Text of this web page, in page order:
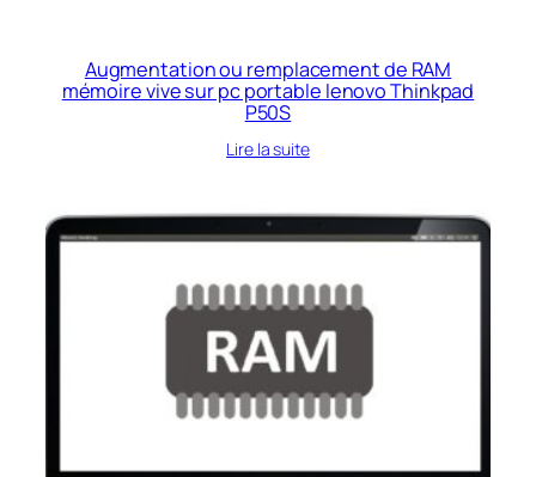
Augmentation ou remplacement de RAM
mémoire vive sur pc portable lenovo Thinkpad
P50S
Lire la suite